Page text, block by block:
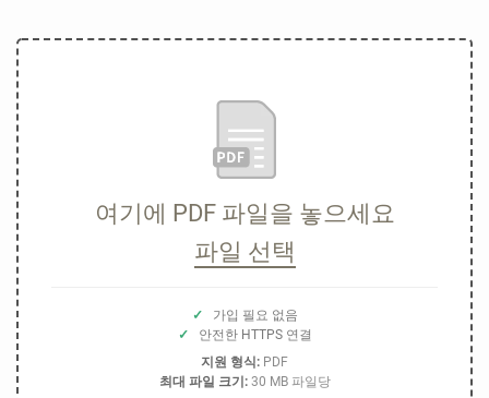
여기에 PDF 파일을 놓으세요
파일 선택
✓
가입 필요 없음
✓
안전한 HTTPS 연결
지원 형식: PDF
최대 파일 크기:30 MB 파일당